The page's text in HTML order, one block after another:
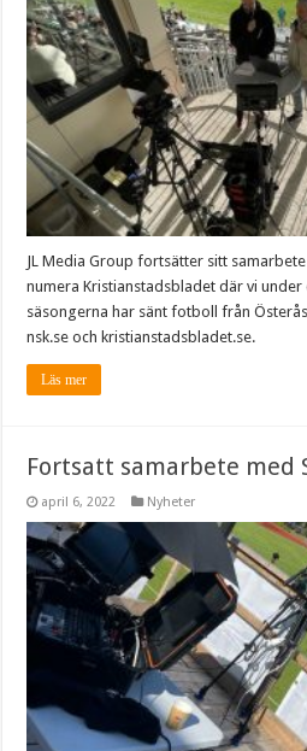
JL Media Group fortsätter sitt
numera Kristianstadsbladet där vi
säsongerna har sänt fotboll från
nsk.se och kristianstadsbladet.se.
Läs mer
Fortsatt samarbete med
april 6, 2022 Nyheter